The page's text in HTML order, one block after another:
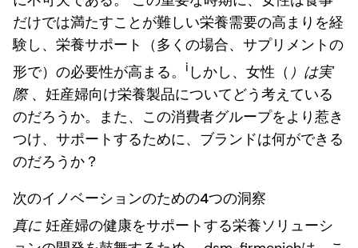
だけでは満たすことが難しい栄養需要の高まりを経
験し、栄養サポート（多くの場合、サプリメントの
形で）の必要性が高まる。
i しかし、女性（ ）は実
際、妊産婦向け栄養製品についてどう考えている
のだろうか。また、この消費者グループをより惹き
つけ、サポートするために、ブランドは何ができる
のだろうか？
次のイノベーションのための4つの洞察
真に 妊産婦の健康をサポートする栄養ソリューシ